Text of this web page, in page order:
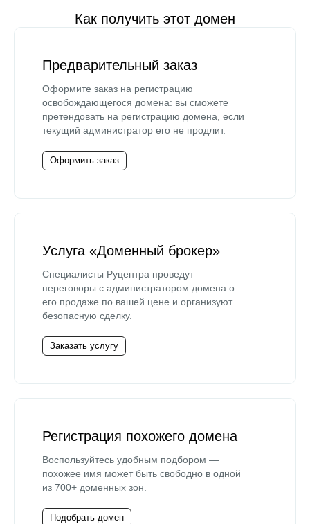
Как получить этот домен
Предварительный заказ
Оформите заказ на регистрацию
освобождающегося домена: вы сможете
претендовать на регистрацию домена, если
текущий администратор его не продлит.
Оформить заказ
Услуга «Доменный брокер»
Специалисты Руцентра проведут
переговоры с администратором домена о
его продаже по вашей цене и организуют
безопасную сделку.
Заказать услугу
Регистрация похожего домена
Воспользуйтесь удобным подбором —
похожее имя может быть свободно в одной
из 700+ доменных зон.
Подобрать домен